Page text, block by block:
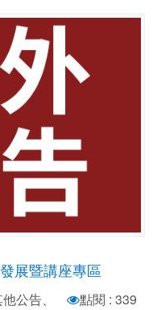
展暨講座專區
公告、
點閱 : 339